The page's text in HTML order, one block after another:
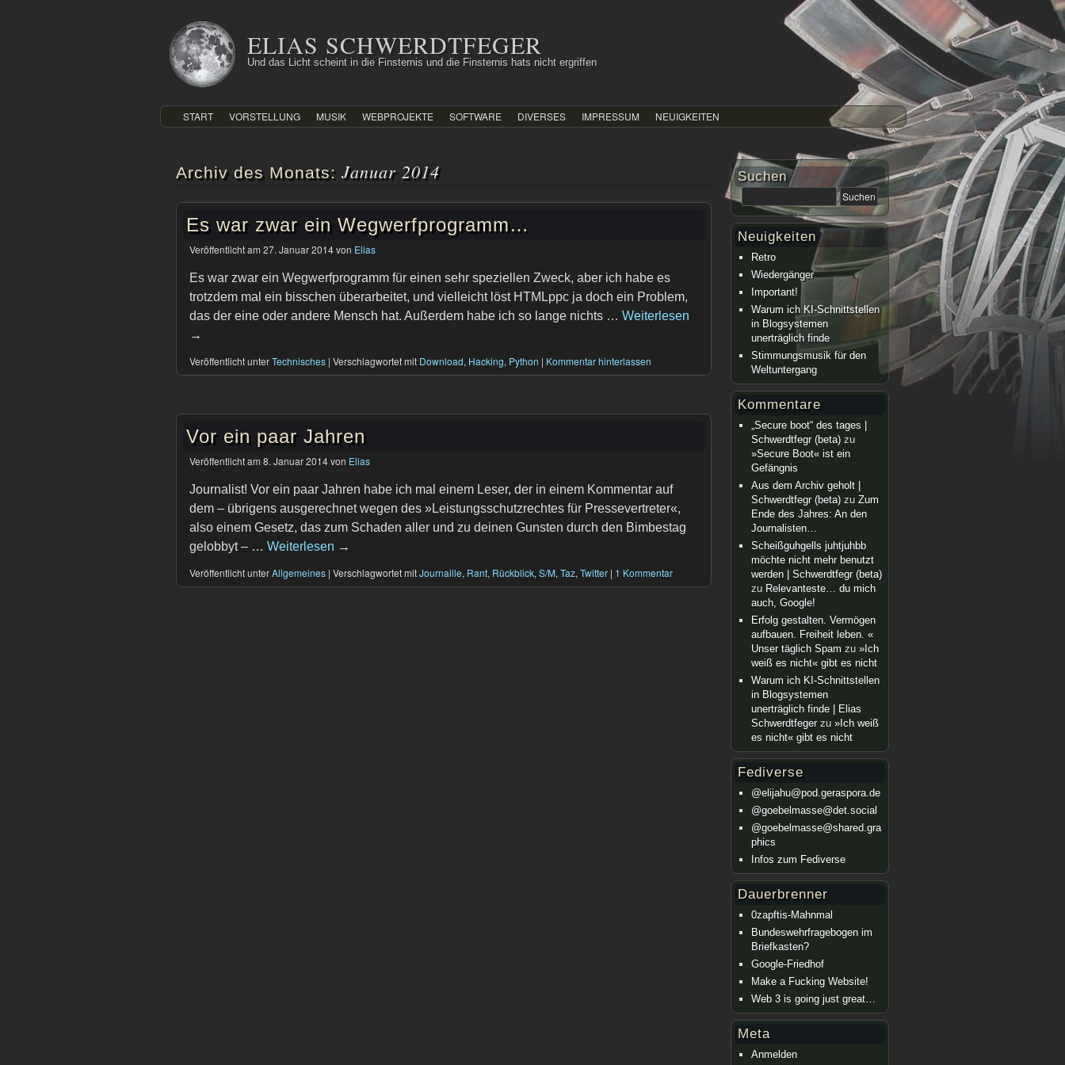
Inhalt
springen
ELIAS SCHWERDTFEGER
Und das Licht scheint in die Finsternis und die Finsternis hats nicht ergriffen
START VORSTELLUNG MUSIK WEBPROJEKTE SOFTWARE DIVERSES IMPRESSUM NEUIGKEITEN
Archiv des Monats: Januar 2014
Es war zwar ein Wegwerfprogramm…
Veröffentlicht am 27. Januar 2014von Elias
Es war zwar ein Wegwerfprogramm für einen sehr speziellen Zweck, aber ich habe es
trotzdem mal ein bisschen überarbeitet, und vielleicht löst HTMLppc ja doch ein Problem,
das der eine oder andere Mensch hat. Außerdem habe ich so lange nichts … Weiterlesen
→
Veröffentlicht unterTechnisches | Verschlagwortet mit Download, Hacking, Python | Kommentar hinterlassen
Vor ein paar Jahren
Veröffentlicht am 8. Januar 2014von Elias
Journalist! Vor ein paar Jahren habe ich mal einem Leser, der in einem Kommentar auf
dem – übrigens ausgerechnet wegen des »Leistungsschutzrechtes für Pressevertreter«,
also einem Gesetz, das zum Schaden aller und zu deinen Gunsten durch den Bimbestag
gelobbyt – … Weiterlesen →
Veröffentlicht unterAllgemeines | Verschlagwortet mitJournaille, Rant, Rückblick, S/M, Taz, Twitter | 1 Kommentar
Suchen
Neuigkeiten
Retro
Wiedergänger
Important!
Warum ich KI-Schnittstellen
in Blogsystemen
unerträglich finde
Stimmungsmusik für den
Weltuntergang
Kommentare
„Secure boot“ des tages |
Schwerdtfegr (beta)zu
»Secure Boot« ist ein
Gefängnis
Aus dem Archiv geholt |
Schwerdtfegr (beta)zu Zum
Ende des Jahres: An den
Journalisten…
Scheißguhgells juhtjuhbb
möchte nicht mehr benutzt
werden | Schwerdtfegr (beta)
zu Relevanteste… du mich
auch, Google!
Erfolg gestalten. Vermögen
aufbauen. Freiheit leben. «
Unser täglich Spam zu »Ich
weiß es nicht« gibt es nicht
Warum ich KI-Schnittstellen
in Blogsystemen
unerträglich finde | Elias
Schwerdtfegerzu »Ich weiß
es nicht« gibt es nicht
Fediverse
@elijahu@pod.geraspora.de
@goebelmasse@det.social
@goebelmasse@shared.gra
phics
Infos zum Fediverse
Dauerbrenner
0zapftis-Mahnmal
Bundeswehrfragebogen im
Briefkasten?
Google-Friedhof
Make a Fucking Website!
Web 3 is going just great…
Meta
Anmelden